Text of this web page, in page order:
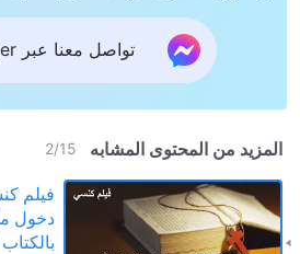
تواصل معنا عبر Messenger
المزيد من المحتوى المشابه 2/15
فيلم
دخول